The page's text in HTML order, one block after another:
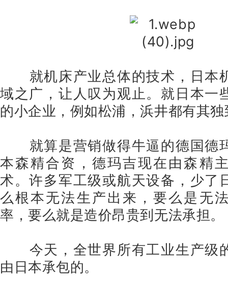
就机床产业总体的技术，日本
域之广，让人叹为观止。就日本一
的小企业，例如松浦，浜井都有其
就算是营销做得牛逼的德国德
本森精合资，德玛吉现在由森精
术。许多军工级或航天设备，少了
么根本无法生产出来，要么是无
率，要么就是造价昂贵到无法承担。
今天，全世界所有工业生产级
由日本承包的。